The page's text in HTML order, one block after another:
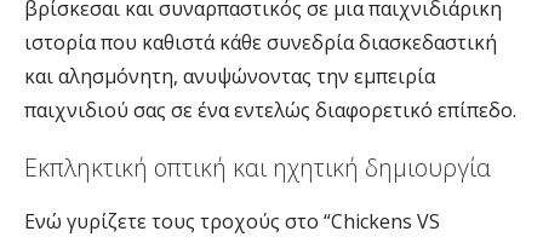
βρίσκεσαι και συναρπαστικός σε μια παιχνιδιάρικη
ιστορία που καθιστά κάθε συνεδρία διασκεδαστική
και αλησμόνητη, ανυψώνοντας την εμπειρία
παιχνιδιού σας σε ένα εντελώς διαφορετικό επίπεδο.
Εκπληκτική οπτική και ηχητική δημιουργία
Ενώ γυρίζετε τους τροχούς στο “Chickens VS